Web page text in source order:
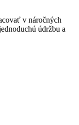
v náročných
údržbu a